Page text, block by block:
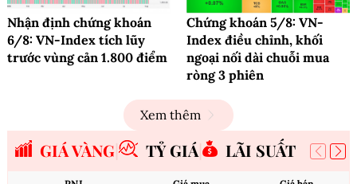
Nhận định chứng khoán
6/8: VN-Index tích lũy
trước vùng cản 1.800 điểm
Chứng khoán 5/8: VN-
Index điều chỉnh, khối
ngoại nối dài chuỗi mua
ròng 3 phiên
Xem thêm
GIÁ VÀNG TỶ GIÁ LÃI SUẤT